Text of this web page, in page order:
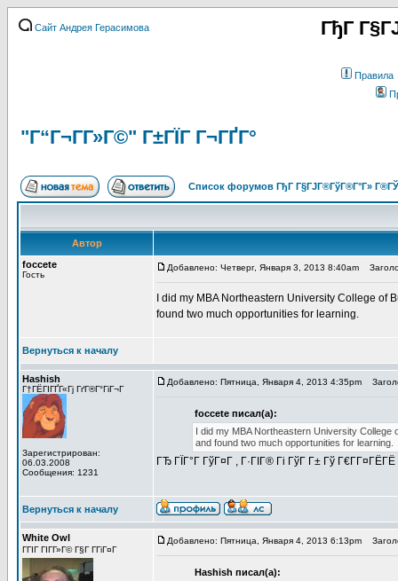
Сайт Андрея Герасимова ГђГ
Правила
"Г“Г¬Г­Г»Г©" Г±ГЇГ Г¬ГҐГ°
Список форумов ГђГ Г§ГЈГ®ГўГ®Г°Г»
Автор
foccete
Гость
Добавлено: Четверг, Января 3, 2013 8:40am
I did my MBA Northeastern University College
found two much opportunities for learning.
Вернуться к началу
Hashish
Г†ГЁГІГҐГ«Гј ГґГ®Г°ГіГ¬Г
Зарегистрирован:
06.03.2008
Сообщения: 1231
Добавлено: Пятница, Января 4, 2013 4:35pm
foccete писал(а):
I did my MBA Northeastern University
and found two much opportunities for learning.
ГЂ ГЇГ°Г ГўГ¤Г , Г·ГІГ® Гі ГўГ Г± Гў Г€Г­Г¤ГЁГЁ
Вернуться к началу
White Owl
ГГІГ ГІГ­Г»Г© Г§Г Г­ГіГ¤Г
Добавлено: Пятница, Января 4, 2013 6:13pm
Hashish писал(а):